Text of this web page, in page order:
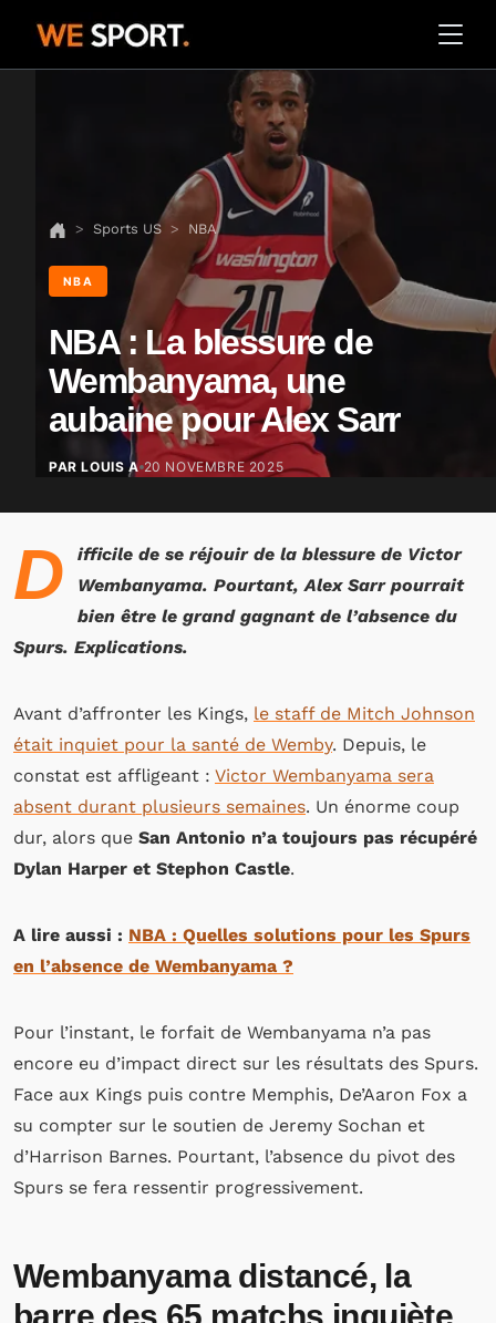
Sports US NBA
NBA
NBA : La blessure de
Wembanyama, une
aubaine pour Alex Sarr
PAR LOUIS A 20 NOVEMBRE 2025
D
ifficile de se réjouir de la blessure de Victor
Wembanyama. Pourtant, Alex Sarr pourrait
bien être le grand gagnant de l’absence du
Spurs. Explications.
Avant d’affronter les Kings, le staff de Mitch Johnson
était inquiet pour la santé de Wemby. Depuis, le
constat est affligeant : Victor Wembanyama sera
absent durant plusieurs semaines. Un énorme coup
dur, alors que San Antonio n’a toujours pas récupéré
Dylan Harper et Stephon Castle.
A lire aussi : NBA : Quelles solutions pour les Spurs
en l’absence de Wembanyama ?
Pour l’instant, le forfait de Wembanyama n’a pas
encore eu d’impact direct sur les résultats des Spurs.
Face aux Kings puis contre Memphis, De’Aaron Fox a
su compter sur le soutien de Jeremy Sochan et
d’Harrison Barnes. Pourtant, l’absence du pivot des
Spurs se fera ressentir progressivement.
Wembanyama distancé, la